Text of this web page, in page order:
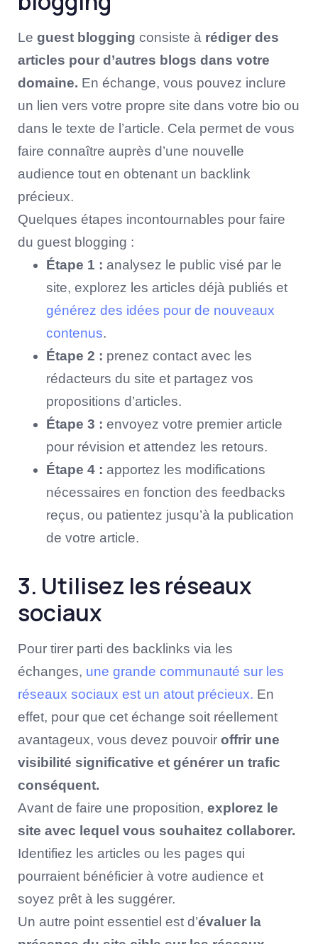
Le guest blogging consiste à rédiger des
articles pour d’autres blogs dans votre
domaine. En échange, vous pouvez inclure
un lien vers votre propre site dans votre bio ou
dans le texte de l’article. Cela permet de vous
faire connaître auprès d’une nouvelle
audience tout en obtenant un backlink
précieux.
Quelques étapes incontournables pour faire
du guest blogging :
Étape 1 : analysez le public visé par le
site, explorez les articles déjà publiés et
générez des idées pour de nouveaux
contenus.
Étape 2 : prenez contact avec les
rédacteurs du site et partagez vos
propositions d’articles.
Étape 3 : envoyez votre premier article
pour révision et attendez les retours.
Étape 4 : apportez les modifications
nécessaires en fonction des feedbacks
reçus, ou patientez jusqu’à la publication
de votre article.
3. Utilisez les réseaux
sociaux
Pour tirer parti des backlinks via les
échanges, une grande communauté sur les
réseaux sociaux est un atout précieux. En
effet, pour que cet échange soit réellement
avantageux, vous devez pouvoir offrir une
visibilité significative et générer un trafic
conséquent.
Avant de faire une proposition, explorez le
site avec lequel vous souhaitez collaborer.
Identifiez les articles ou les pages qui
pourraient bénéficier à votre audience et
soyez prêt à les suggérer.
Un autre point essentiel est d’évaluer la